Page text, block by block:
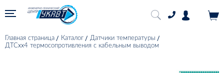
Главная страница Каталог
Датчики температуры
ДТСхх4 термосопротивления с кабельным выводом